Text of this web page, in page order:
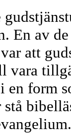
En av
att
vara
en form
stå